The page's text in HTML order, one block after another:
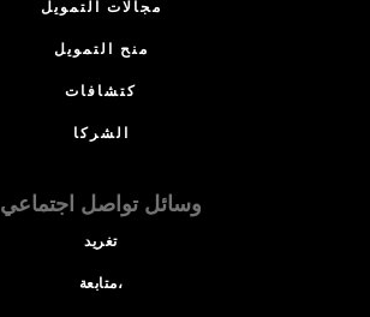
مجالات التمويل
منح التمويل
كتشافات
الشركا
وسائل تواصل اجتماعي
تغريد
متابعة،